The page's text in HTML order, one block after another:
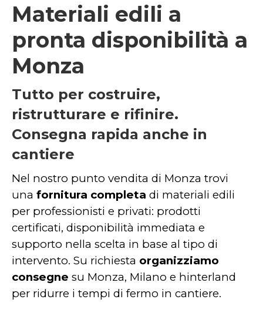
Materiali edili a
pronta disponibilità a
Monza
Tutto per costruire,
ristrutturare e rifinire.
Consegna rapida anche in
cantiere
Nel nostro punto vendita di Monza trovi
una fornitura completa di materiali edili
per professionisti e privati: prodotti
certificati, disponibilità immediata e
supporto nella scelta in base al tipo di
intervento. Su richiesta organizziamo
consegne su Monza, Milano e hinterland
per ridurre i tempi di fermo in cantiere.